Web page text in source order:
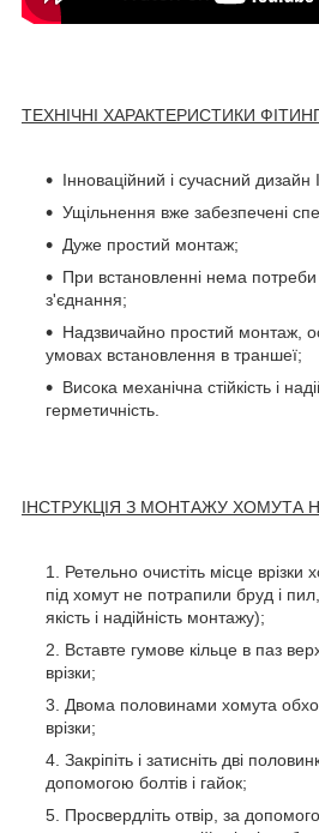
ТЕХНІЧНІ ХАРАКТЕРИСТИКИ
Інноваційний і сучасний дизайн
Ущільнення вже забезпечені
Дуже простий монтаж;
При встановленні нема потреби
з'єднання;
Надзвичайно простий монтаж,
умовах встановлення в траншеї;
Висока механічна стійкість і
герметичність.
ІНСТРУКЦІЯ З МОНТАЖУ ХОМУТА
Ретельно очистіть місце
під хомут не потрапили бруд і
якість і надійність монтажу);
Вставте гумове кільце в паз
врізки;
Двома половинами хомута
врізки;
Закріпіть і затисніть дві
допомогою болтів і гайок;
Просвердліть отвір, за